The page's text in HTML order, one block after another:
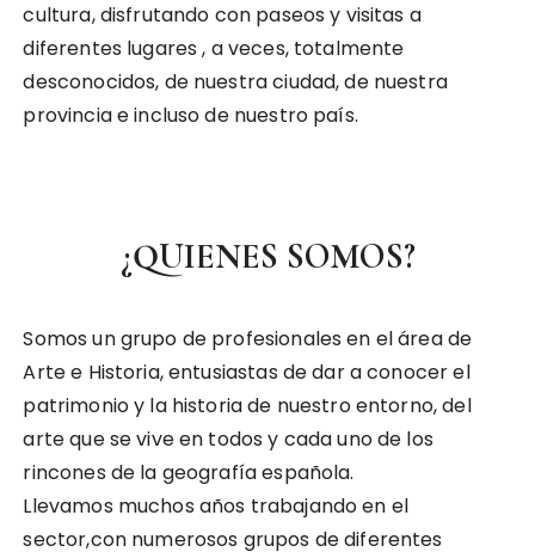
cultura, disfrutando con paseos y visitas a
diferentes lugares , a veces, totalmente
desconocidos, de nuestra ciudad, de nuestra
provincia e incluso de nuestro país.
¿QUIENES SOMOS?
Somos un grupo de profesionales en el área de
Arte e Historia, entusiastas de dar a conocer el
patrimonio y la historia de nuestro entorno, del
arte que se vive en todos y cada uno de los
rincones de la geografía española.
Llevamos muchos años trabajando en el
sector,con numerosos grupos de diferentes